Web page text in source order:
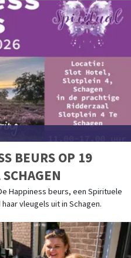
BEURS OP 19
Happiness beurs, een Spirituele
vleugels uit in Schagen.